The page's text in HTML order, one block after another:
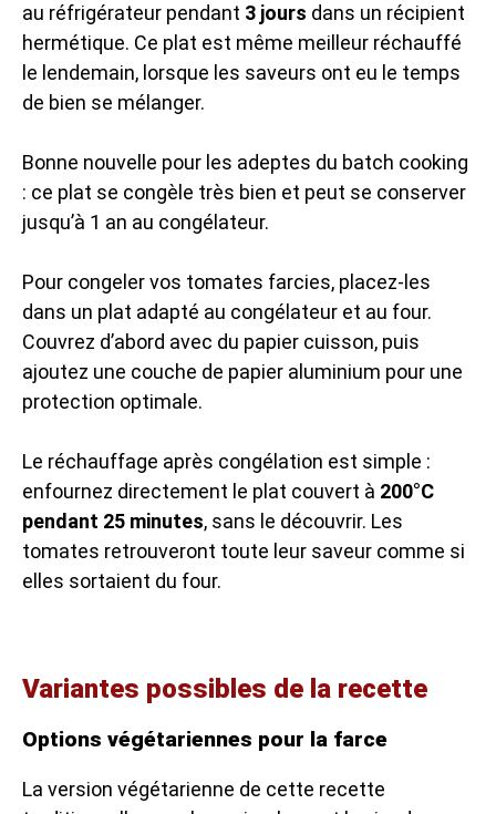
au réfrigérateur pendant 3 jours dans un récipient
hermétique. Ce plat est même meilleur réchauffé
le lendemain, lorsque les saveurs ont eu le temps
de bien se mélanger.
Bonne nouvelle pour les adeptes du batch cooking
: ce plat se congèle très bien et peut se conserver
jusqu’à 1 an au congélateur.
Pour congeler vos tomates farcies, placez-les
dans un plat adapté au congélateur et au four.
Couvrez d’abord avec du papier cuisson, puis
ajoutez une couche de papier aluminium pour une
protection optimale.
Le réchauffage après congélation est simple :
enfournez directement le plat couvert à 200°C
pendant 25 minutes, sans le découvrir. Les
tomates retrouveront toute leur saveur comme si
elles sortaient du four.
Variantes possibles de la recette
Options végétariennes pour la farce
La version végétarienne de cette recette